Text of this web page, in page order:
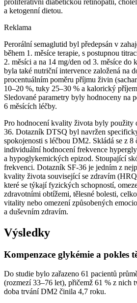
proliferativní diabetickou retinopatií,
a ketogenní dietou.
Reklama
Perorální semaglutid byl předepsán v
během 1. měsíce terapie, s postupnou
2. měsíci a na 14 mg⁠/⁠den od 3. měsíce do
byla také nutriční intervence založená na
procentuálním poměru příjmu živin
10–20 %, tuky 25–30 % a kalorický
Sledované parametry byly hodnoceny na
6 měsících léčby.
Pro hodnocení kvality života byly použity
36. Dotazník DTSQ byl navržen
spokojenosti s léčbou DM2. Skládá se z 8
individuální hodnocení frekvence
a hypoglykemických epizod. Stoupající
frekvenci. Dotazník SF-36 je jedním z
kvality života související se zdravím
které se týkají fyzických schopností,
zdravotními obtížemi, tělesné bolesti,
vitality nebo omezení způsobených
a duševním zdravím.
Výsledky
Kompenzace glykémie a pokles
Do studie bylo zařazeno 61 pacientů
(rozmezí 33–76 let), přičemž 61 % z nich
doba trvání DM2 činila 4,7 roku.